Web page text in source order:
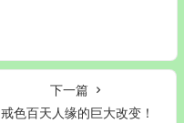
下一篇
戒色百天人缘的巨大改变！